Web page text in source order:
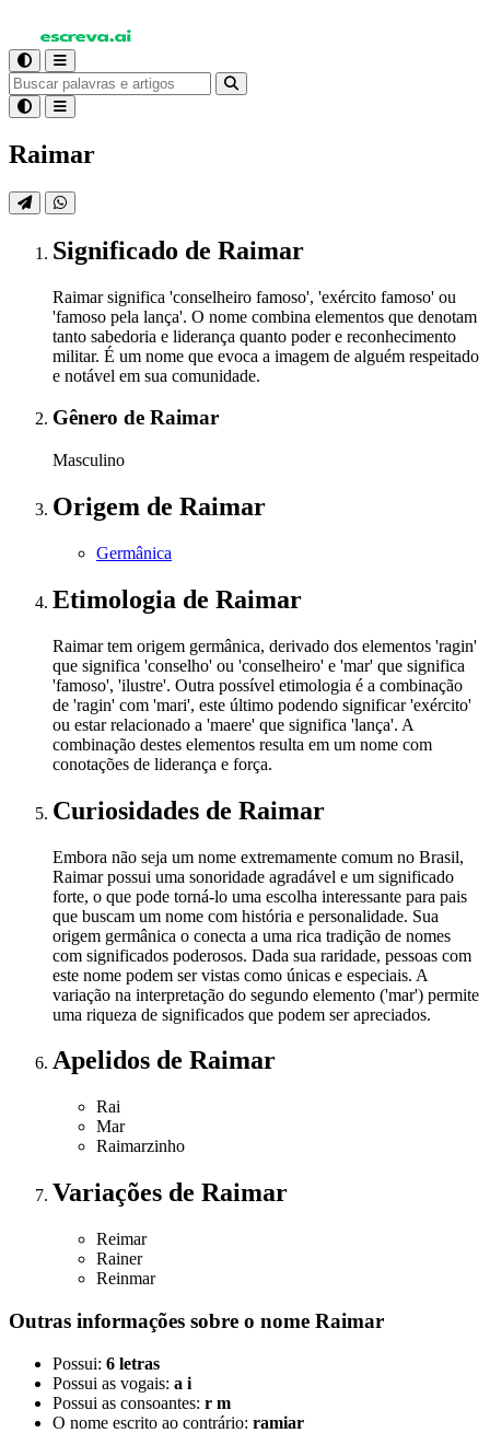
Raimar
Significado de Raimar
Raimar significa 'conselheiro famoso', 'exército famoso' ou
'famoso pela lança'. O nome combina elementos que denotam
tanto sabedoria e liderança quanto poder e reconhecimento
militar. É um nome que evoca a imagem de alguém respeitado
e notável em sua comunidade.
Gênero de Raimar
Masculino
Origem de Raimar
Germânica
Etimologia de Raimar
Raimar tem origem germânica, derivado dos elementos 'ragin'
que significa 'conselho' ou 'conselheiro' e 'mar' que significa
'famoso', 'ilustre'. Outra possível etimologia é a combinação
de 'ragin' com 'mari', este último podendo significar 'exército'
ou estar relacionado a 'maere' que significa 'lança'. A
combinação destes elementos resulta em um nome com
conotações de liderança e força.
Curiosidades de Raimar
Embora não seja um nome extremamente comum no Brasil,
Raimar possui uma sonoridade agradável e um significado
forte, o que pode torná-lo uma escolha interessante para pais
que buscam um nome com história e personalidade. Sua
origem germânica o conecta a uma rica tradição de nomes
com significados poderosos. Dada sua raridade, pessoas com
este nome podem ser vistas como únicas e especiais. A
variação na interpretação do segundo elemento ('mar') permite
uma riqueza de significados que podem ser apreciados.
Apelidos de Raimar
Rai
Mar
Raimarzinho
Variações de Raimar
Reimar
Rainer
Reinmar
Outras informações sobre o nome Raimar
Possui: 6 letras
Possui as vogais: a i
Possui as consoantes: r m
O nome escrito ao contrário: ramiar